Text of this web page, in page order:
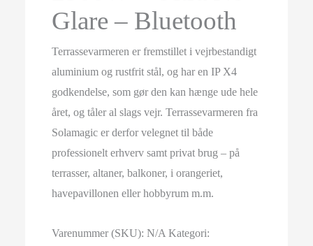
Glare – Bluetooth
Terrassevarmeren er fremstillet i vejrbestandigt
aluminium og rustfrit stål, og har en IP X4
godkendelse, som gør den kan hænge ude hele
året, og tåler al slags vejr. Terrassevarmeren fra
Solamagic er derfor velegnet til både
professionelt erhverv samt privat brug – på
terrasser, altaner, balkoner, i orangeriet,
havepavillonen eller hobbyrum m.m.
Varenummer (SKU):N/A Kategori: